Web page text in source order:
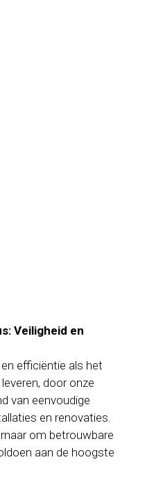
Veiligheid en
efficiëntie als het
door onze
van eenvoudige
en renovaties.
om betrouwbare
aan de hoogste